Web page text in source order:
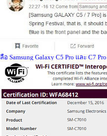
ลือ Samsung Galaxy C5 Pro และ C7